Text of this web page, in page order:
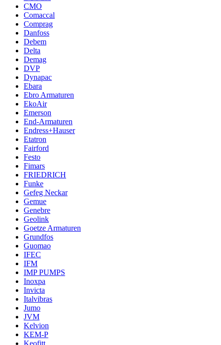
CMO
Comaccal
Comprag
Danfoss
Debem
Delta
Demag
DVP
Dynapac
Ebara
Ebro Armaturen
EkoAir
Emerson
End-Armaturen
Endress+Hauser
Etatron
Fairford
Festo
Fimars
FRIEDRICH
Funke
Gefeg Neckar
Gemue
Genebre
Geolink
Goetze Armaturen
Grundfos
Guomao
IFEC
IFM
IMP PUMPS
Inoxpa
Invicta
Italvibras
Jumo
JVM
Kelvion
KEM-P
Keofitt